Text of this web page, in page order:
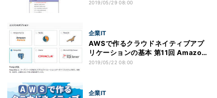
RDSにアクセスするSpringアプリケ
2019/05/29 08:00
企業IT
AWSで作るクラウドネイティブアプ
リケーションの基本 第11回 Amazon
RDSにアクセスするSpringアプリケ
2019/05/22 08:00
企業IT